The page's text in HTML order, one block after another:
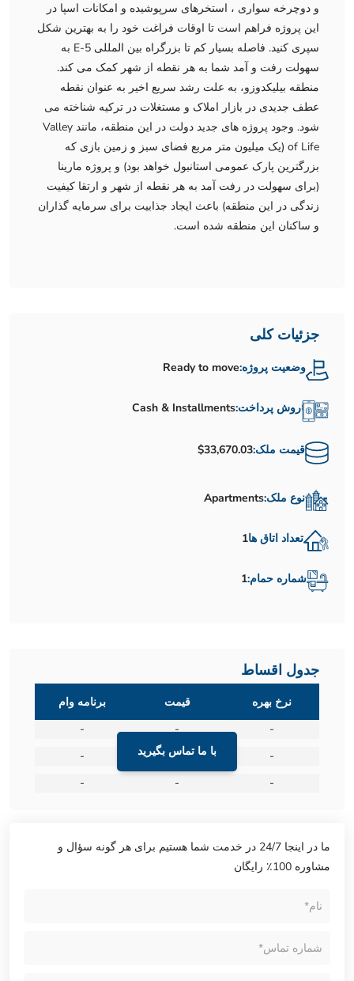
و دوچرخه سواری ، استخرهای سرپوشیده و امکانات اسپا در
این پروژه فراهم است تا اوقات فراغت خود را به بهترین شکل
سپری کنید. فاصله بسیار کم تا بزرگراه بین المللی E-5 به
سهولت رفت و آمد شما به هر نقطه از شهر کمک می کند.
منطقه بیلیکدوزو، به علت رشد سریع اخیر به عنوان نقطه
عطف جدیدی در بازار املاک و مستغلات در ترکیه شناخته می
شود. وجود پروژه های جدید دولت در این منطقه، مانند Valley
of Life (یک میلیون متر مربع فضای سبز و زمین بازی که
بزرگترین پارک عمومی استانبول خواهد بود) و پروژه مارینا
(برای سهولت در رفت آمد به هر نقطه از شهر و ارتقا کیفیت
زندگی در این منطقه) باعث ایجاد جذابیت برای سرمایه گذاران
و ساکنان این منطقه شده است.
جزئیات کلی
وضعیت پروژه:Ready to move
روش پرداخت:Cash & Installments
قیمت ملک:$33,670.03
نوع ملک:Apartments
تعداد اتاق ها1
شماره حمام:1
جدول اقساط
با ما تماس بگیرید
نرخ بهره قیمت
برنامه وام
-
-
-
-
-
-
-
-
-
ما در اینجا 24/7 در خدمت شما هستیم برای هر گونه سؤال و
مشاوره 100٪ رایگان